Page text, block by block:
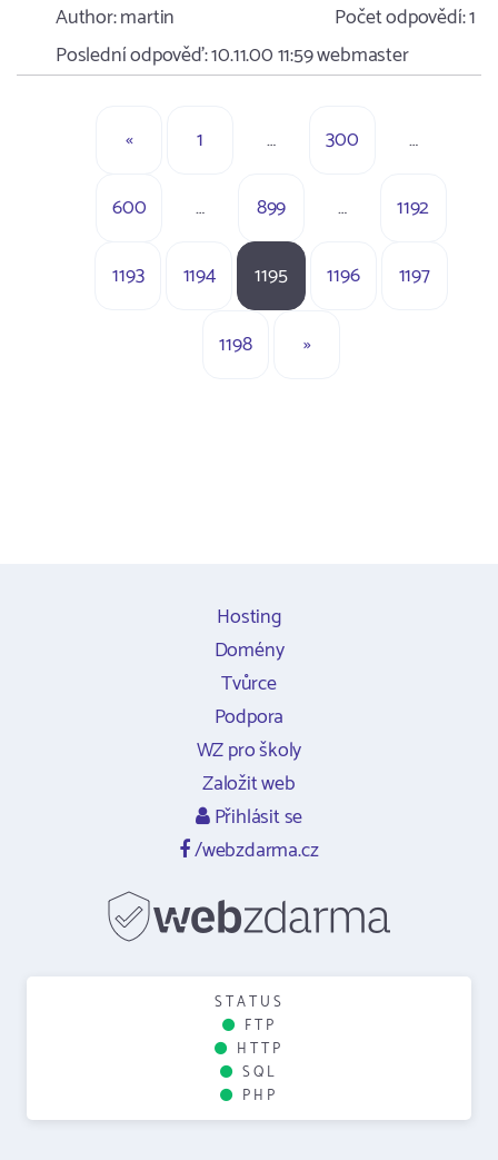
Author:martin Počet odpovědí:1
Poslední odpověď:10.11.00 11:59webmaster
« 1 … 300 …
600 … 899 … 1192
1193 1194 1195 1196 1197
1198 »
Hosting
Domény
Tvůrce
Podpora
WZ pro školy
Založit web
Přihlásit se
/webzdarma.cz
STATUS
FTP
HTTP
SQL
PHP